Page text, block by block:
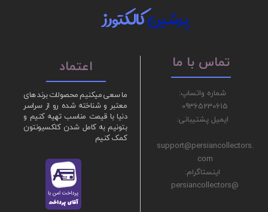
ما سعی میکنیم محصولات برند های
معتبر و شناخته شده رو از سراسر
دنیا با قیمت مناسب تهیه کنیم و
بتونیم به کامل شدن کلکسیونتون
کمک کنیم
پرشینکالکتورز
شماره واتساپ:
09365230615
ایمیل پشتیبانی:
support@persiancollectors.
com
اینستاگرام:
@persiancollectors
تماس با ما اعتماد